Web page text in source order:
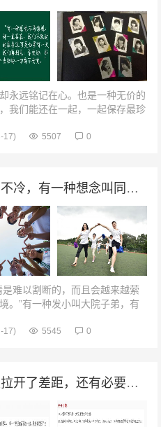
永远铭记在心。也是一种无价的
我们能还在一起，一起保存最珍
17) 5507 0
美文丨有一种情怀叫青春不冷，有一种想念叫同学聚会！
难以割断的，而且会越来越萦
。”有一种发小叫大院子弟，有
17) 5545 0
毕业之后，同学之间慢慢拉开了差距，还有必要参加老同学聚会吗？